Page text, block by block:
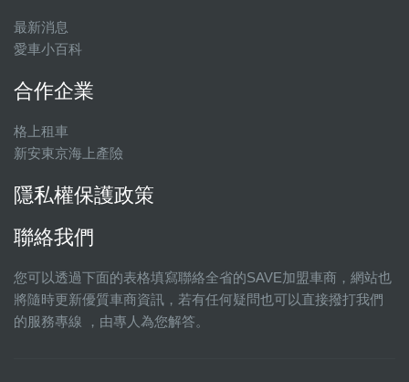
最新消息
愛車小百科
合作企業
格上租車
新安東京海上產險
隱私權保護政策
聯絡我們
您可以透過下面的表格填寫聯絡全省的SAVE加盟車商，網站也
將隨時更新優質車商資訊，若有任何疑問也可以直接撥打我們
的服務專線 ，由專人為您解答。